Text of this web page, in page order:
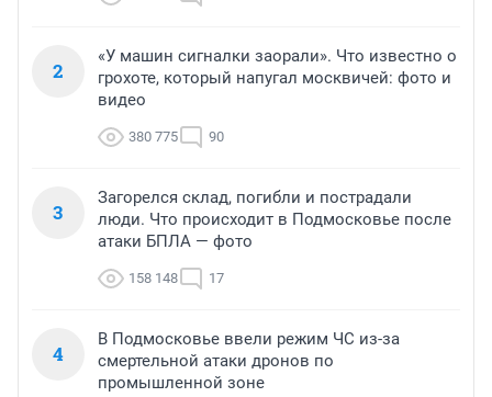
2
«У машин сигналки заорали». Что известно о
грохоте, который напугал москвичей: фото и
видео
380 775 90
3
Загорелся склад, погибли и пострадали
люди. Что происходит в Подмосковье после
атаки БПЛА — фото
158 148 17
4
В Подмосковье ввели режим ЧС из-за
смертельной атаки дронов по
промышленной зоне